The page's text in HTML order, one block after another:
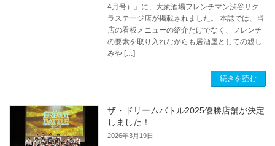
4月号）』に、大衆酒場フレンチマン渋谷サク
ラステージ店が掲載されました。 本誌では、当
店の看板メニューの紹介だけでなく、フレンチ
の要素を取り入れながらも居酒屋としての親し
みや […]
続きを読む
ザ・ドリームバトル2025優勝店舗が決定
しました！
2026年3月19日